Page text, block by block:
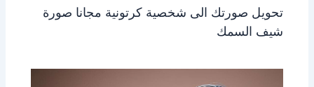
تحويل صورتك الى شخصية كرتونية مجانا صورة
شيف السمك